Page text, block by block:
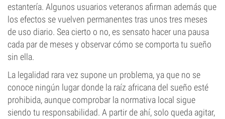
estantería. Algunos usuarios veteranos afirman además que
los efectos se vuelven permanentes tras unos tres meses
de uso diario. Sea cierto o no, es sensato hacer una pausa
cada par de meses y observar cómo se comporta tu sueño
sin ella.
La legalidad rara vez supone un problema, ya que no se
conoce ningún lugar donde la raíz africana del sueño esté
prohibida, aunque comprobar la normativa local sigue
siendo tu responsabilidad. A partir de ahí, solo queda agitar,